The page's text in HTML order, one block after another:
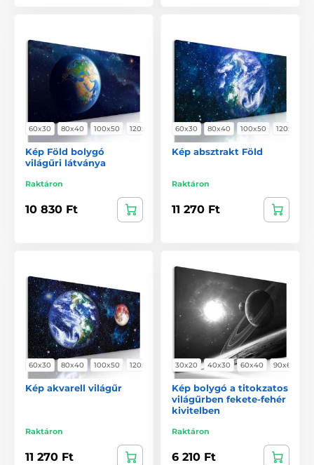
60x30 80x40 100x50 120x60
Kép Föld bolygó
világűri látványa
Raktáron
10 830 Ft
60x30 80x40 100x50 120x60
Kép absztrakt Föld
Raktáron
11 270 Ft
60x30 80x40 100x50 120x60
Kép akvarell világűr
Raktáron
11 270 Ft
30x20 40x30 60x40 90x60
Kép bolygó a titokzatos
világűrben fekete-fehér
kivitelben
Raktáron
6 210 Ft